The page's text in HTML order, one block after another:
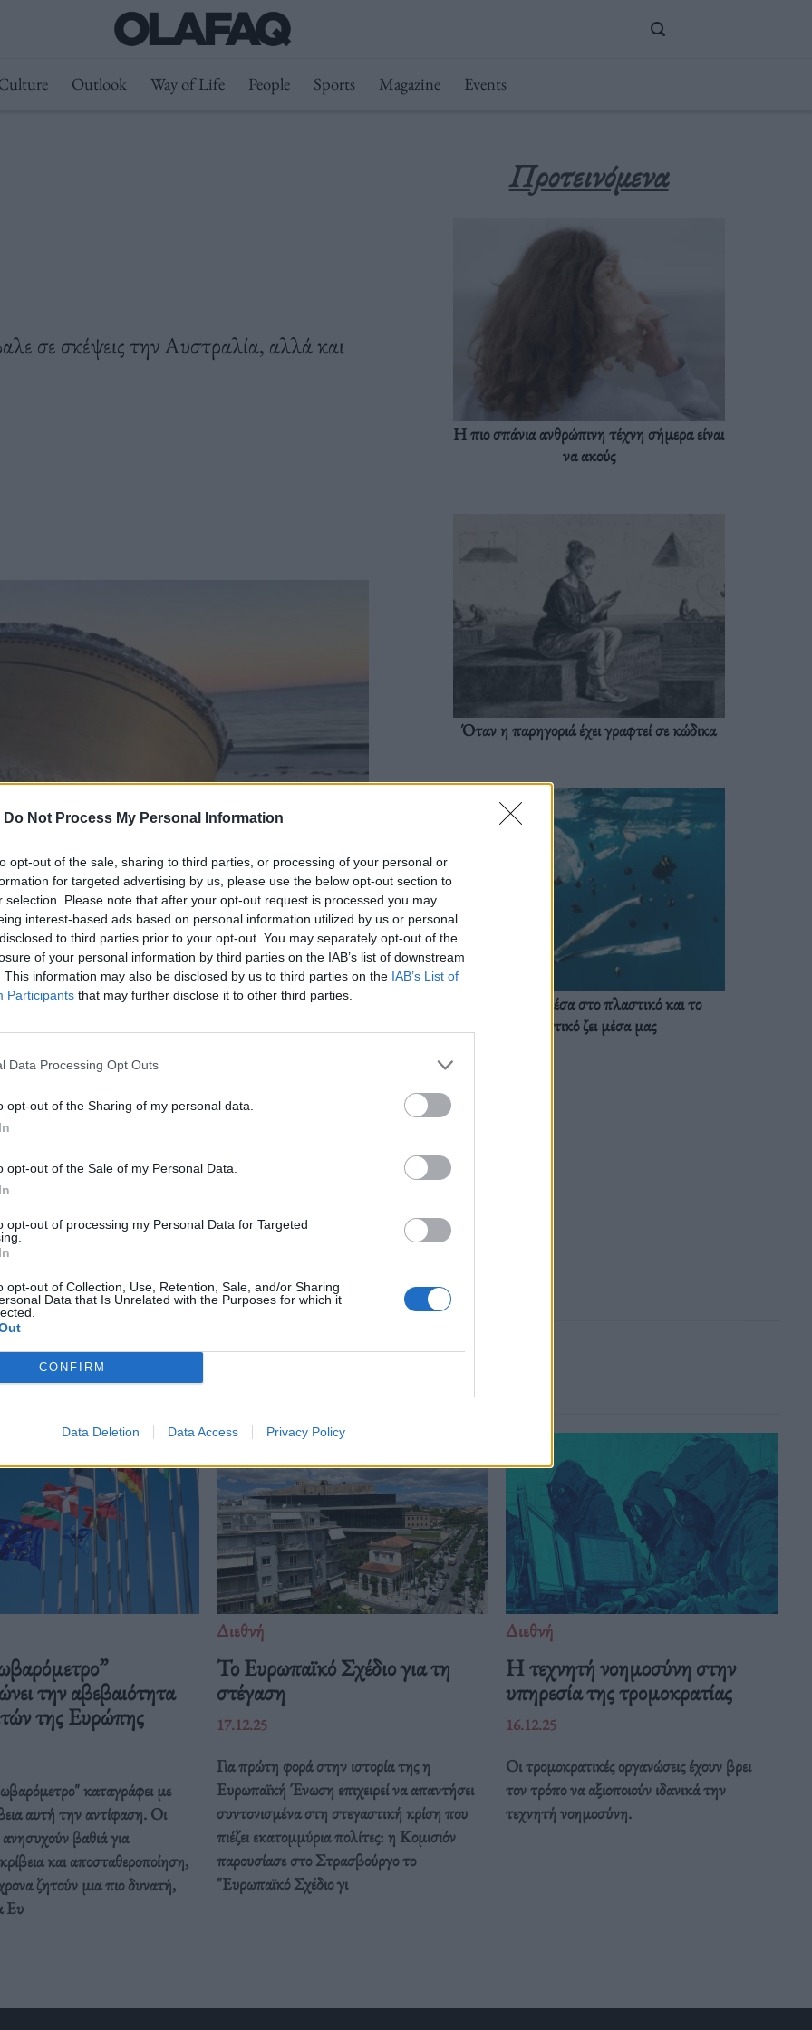
Do Not Process My Personal Information
opt-out of the sale, sharing to third parties, or processing of your personal or
for targeted advertising by us, please use the below opt-out section to
selection. Please note that after your opt-out request is processed you may
interest-based ads based on personal information utilized by us or personal
to third parties prior to your opt-out. You may separately opt-out of the
of your personal information by third parties on the IAB’s list of downstream
This information may also be disclosed by us to third parties on the IAB’s List of
Participants that may further disclose it to other third parties.
Data Processing Opt Outs
opt-out of the Sharing of my personal data.
opt-out of the Sale of my Personal Data.
opt-out of processing my Personal Data for Targeted
opt-out of Collection, Use, Retention, Sale, and/or Sharing
Data that Is Unrelated with the Purposes for which it
CONFIRM
Data Deletion Data Access Privacy Policy
Outlook Way of Life People Sports Magazine Events
σε σκέψεις την Αυστραλία, αλλά και
σε σκέψεις την Αυστραλία, αλλά
Αυστραλία
Προτεινόμενα
Η πιο σπάνια ανθρώπινη τέχνη σήμερα είναι
να ακούς
Όταν η παρηγοριά έχει γραφτεί σε κώδικα
Ζούμε ήδη μέσα στο πλαστικό και το
πλαστικό ζει μέσα μας
Δείτε επίσης
την αβεβαιότητα
της Ευρώπης
καταγράφει με
αυτή την αντίφαση. Oι
βαθιά για
και αποσταθεροποίηση,
ζητούν μια πιο δυνατή,
Ευ
Διεθνή
Το Ευρωπαϊκό Σχέδιο για τη
στέγαση
17.12.25
Για πρώτη φορά στην ιστορία της η
Ευρωπαϊκή Ένωση επιχειρεί να απαντήσει
συντονισμένα στη στεγαστική κρίση που
πιέζει εκατομμύρια πολίτες: η Κομισιόν
παρουσίασε στο Στρασβούργο το
"Ευρωπαϊκό Σχέδιο γι
Διεθνή
Η τεχνητή νοημοσύνη στην
υπηρεσία της τρομοκρατίας
16.12.25
Οι τρομοκρατικές οργανώσεις έχουν βρει
τον τρόπο να αξιοποιούν ιδανικά την
τεχνητή νοημοσύνη.